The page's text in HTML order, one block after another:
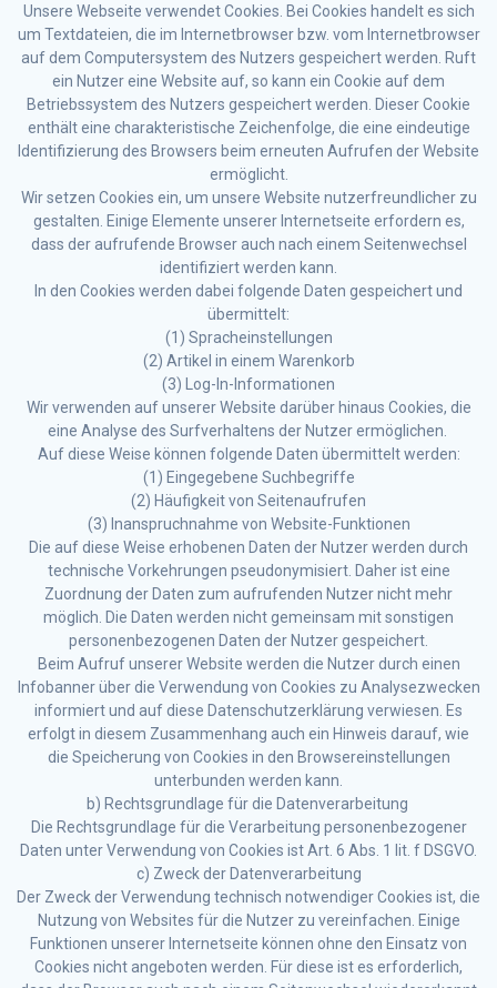
Unsere Webseite verwendet Cookies. Bei Cookies handelt es sich
um Textdateien, die im Internetbrowser bzw. vom Internetbrowser
auf dem Computersystem des Nutzers gespeichert werden. Ruft
ein Nutzer eine Website auf, so kann ein Cookie auf dem
Betriebssystem des Nutzers gespeichert werden. Dieser Cookie
enthält eine charakteristische Zeichenfolge, die eine eindeutige
Identifizierung des Browsers beim erneuten Aufrufen der Website
ermöglicht.
Wir setzen Cookies ein, um unsere Website nutzerfreundlicher zu
gestalten. Einige Elemente unserer Internetseite erfordern es,
dass der aufrufende Browser auch nach einem Seitenwechsel
identifiziert werden kann.
In den Cookies werden dabei folgende Daten gespeichert und
übermittelt:
(1) Spracheinstellungen
(2) Artikel in einem Warenkorb
(3) Log-In-Informationen
Wir verwenden auf unserer Website darüber hinaus Cookies, die
eine Analyse des Surfverhaltens der Nutzer ermöglichen.
Auf diese Weise können folgende Daten übermittelt werden:
(1) Eingegebene Suchbegriffe
(2) Häufigkeit von Seitenaufrufen
(3) Inanspruchnahme von Website-Funktionen
Die auf diese Weise erhobenen Daten der Nutzer werden durch
technische Vorkehrungen pseudonymisiert. Daher ist eine
Zuordnung der Daten zum aufrufenden Nutzer nicht mehr
möglich. Die Daten werden nicht gemeinsam mit sonstigen
personenbezogenen Daten der Nutzer gespeichert.
Beim Aufruf unserer Website werden die Nutzer durch einen
Infobanner über die Verwendung von Cookies zu Analysezwecken
informiert und auf diese Datenschutzerklärung verwiesen. Es
erfolgt in diesem Zusammenhang auch ein Hinweis darauf, wie
die Speicherung von Cookies in den Browsereinstellungen
unterbunden werden kann.
b) Rechtsgrundlage für die Datenverarbeitung
Die Rechtsgrundlage für die Verarbeitung personenbezogener
Daten unter Verwendung von Cookies ist Art. 6 Abs. 1 lit. f DSGVO.
c) Zweck der Datenverarbeitung
Der Zweck der Verwendung technisch notwendiger Cookies ist, die
Nutzung von Websites für die Nutzer zu vereinfachen. Einige
Funktionen unserer Internetseite können ohne den Einsatz von
Cookies nicht angeboten werden. Für diese ist es erforderlich,